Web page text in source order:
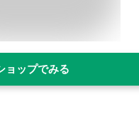
ョップでみる